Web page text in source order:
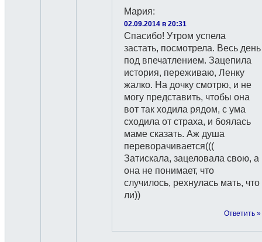
Мария:
02.09.2014 в 20:31
Спасибо! Утром успела
застать, посмотрела. Весь день
под впечатлением. Зацепила
история, переживаю, Ленку
жалко. На дочку смотрю, и не
могу представить, чтобы она
вот так ходила рядом, с ума
сходила от страха, и боялась
маме сказать. Аж душа
переворачивается(((
Затискала, зацеловала свою, а
она не понимает, что
случилось, рехнулась мать, что
ли))
Ответить »